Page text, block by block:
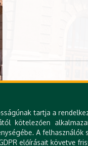
A rendezvény
tartja a
kötelezően
A
előírásait követve